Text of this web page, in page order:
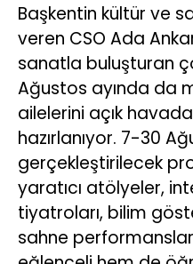
Başkentin kültür ve
veren CSO Ada
sanatla buluşturan
Ağustos ayında da
ailelerini açık
hazırlanıyor. 7-30
gerçekleştirilecek
yaratıcı atölyeler,
tiyatroları, bilim
sahne